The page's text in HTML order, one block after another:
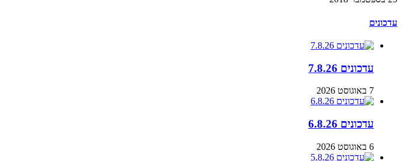
עדכונים
עדכונים 7.8.26
7 באוגוסט 2026
עדכונים 6.8.26
6 באוגוסט 2026